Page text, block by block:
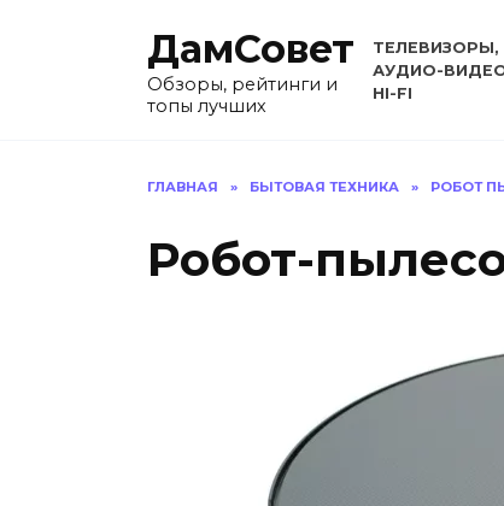
ДамСовет
Обзоры, рейтинги и
топы лучших
ТЕЛЕВИЗОРЫ,
АУДИО-
HI-FI
ГЛАВНАЯ » БЫТОВАЯ ТЕХНИКА » РОБОТ
Робот-